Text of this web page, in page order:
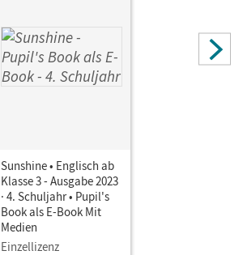
Sunshine • Englisch ab
Klasse 3 - Ausgabe 2023
· 4. Schuljahr • Pupil's
Book als E-Book Mit
Medien
Einzellizenz